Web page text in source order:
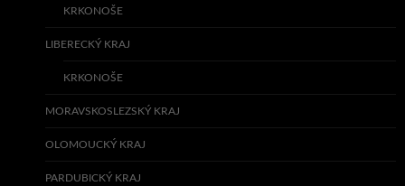
KRKONOŠE
LIBERECKÝ KRAJ
KRKONOŠE
MORAVSKOSLEZSKÝ KRAJ
OLOMOUCKÝ KRAJ
PARDUBICKÝ KRAJ